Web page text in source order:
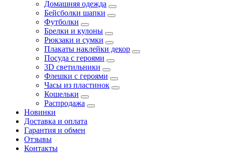
Домашняя одежда
Бейсболки шапки
Футболки
Брелки и кулоны
Рюкзаки и сумки
Плакаты наклейки декор
Посуда с героями
3D светильники
Флешки с героями
Часы из пластинок
Кошельки
Распродажа
Новинки
Доставка и оплата
Гарантия и обмен
Отзывы
Контакты